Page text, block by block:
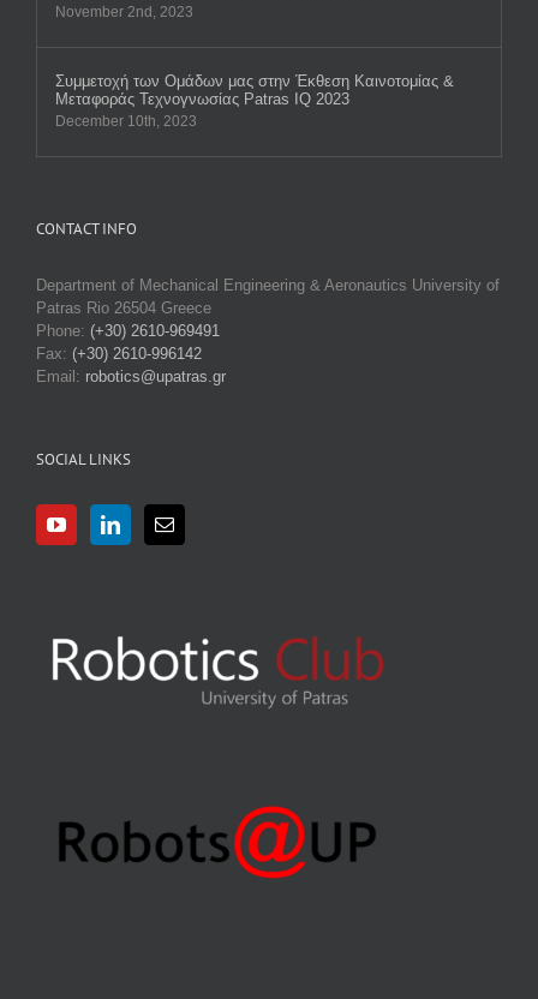
November 2nd, 2023
Συμμετοχή των Ομάδων μας στην Έκθεση Καινοτομίας &
Μεταφοράς Τεχνογνωσίας Patras IQ 2023
December 10th, 2023
CONTACT INFO
Department of Mechanical Engineering & Aeronautics University of
Patras Rio 26504 Greece
Phone: (+30) 2610-969491
Fax: (+30) 2610-996142
Email: robotics@upatras.gr
SOCIAL LINKS